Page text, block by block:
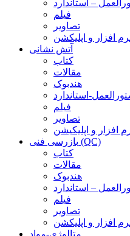
– استاندارد
فیلم
تصاویر
افزار و اپلیکشن
آتش نشانی
کتاب
مقالات
هندبوک
استاندارد
فیلم
تصاویر
افزار و اپلیکیشن
بازرسی فنی (QC)
کتاب
مقالات
هندبوک
– استاندارد
فیلم
تصاویر
افزار و اپلیکشن
متالوژی-مواد